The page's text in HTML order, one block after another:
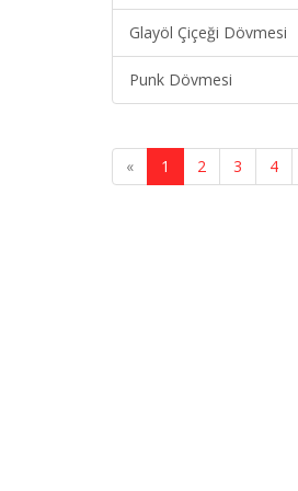
Glayöl Çiçeği Dövmesi
Punk Dövmesi
« 1 2 3 4